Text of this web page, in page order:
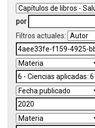
por
Filtros actuales: